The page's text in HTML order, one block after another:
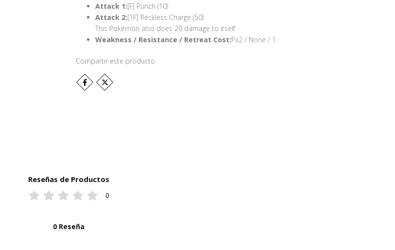
Attack 1:[F] Punch (10)
Attack 2:[1F] Reckless Charge (50)
This Pokémon also does 20 damage to itself.
Weakness / Resistance / Retreat Cost:Px2 / None / 1
Compartir este producto
Reseñas de Productos
0
0 Reseña